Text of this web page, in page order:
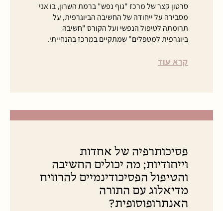
סרטון קצר של מרכז "גוף נפש" ברמת השרון, בו אני
מסבירה על ייחודה של החשיבה הביוגרפית, על
תרומתה לטיפול הנפשי ועל הקורס "חשיבה
ביוגרפית למטפלים" שמתקיים במרכז בהנחייתי.
קרא עוד
פסיכותרפיה של אחדות
וייחודיות; מה יכולים החשיבה
והטיפול הפסיכודינמיים להרוויח
מדיאלוג עם התורה
האנתרופוסופית?